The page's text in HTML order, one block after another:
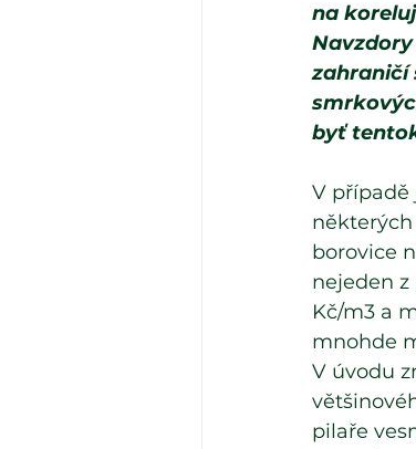
na
zahraničí
byť
V případě
borovice
nejeden z
Kč/m3 a
mnohde
V úvodu
pilaře